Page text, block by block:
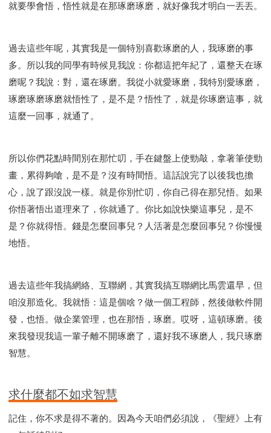
就要學會悟，悟性就是在那琢磨琢磨，就好像我才明白一丟丟。
過去這些年呢，其實我是一個特別喜歡琢磨的人，我琢磨的事
多。所以我的同學有時候見我說：你都這把年紀了，還整天在琢
磨呢？我說：對，還在琢磨。我從小就愛琢磨，我特別愛琢磨，
琢磨琢磨琢磨就悟性了，是不是？悟性了，就是你琢磨這事，就
這麼一回事，就通了。
所以你們花點時間別在那忙叨，手在鍵盤上使勁敲，拿著筆使勁
畫，累得夠嗆，是不是？沒有時間悟。這話說完了以後我也擔
心，說了跟沒說一樣。就是你別忙叨，你自己得在那兒悟。如果
你悟著悟出道理來了，你就通了。你比如說快樂這事兒，是不
是？你就得悟。錢是怎麼回事兒？人活著是怎麼回事兒？你慢慢
地悟。
過去這些年我搞網絡、互聯網，其實我搞互聯網比馬雲還早，但
咱沒那造化。我就悟：這是個啥？做一個工程師，然後做軟件開
發，也悟。做企業管理，也在那悟，琢磨。哎呀，這頓琢磨。後
來我發現我這一輩子離不開琢磨了，還好我不琢磨人，我只琢磨
智慧。
求什麼都不如求智慧
記住，你不求是得不著的。因為今天咱們必須說，《聖經》上有